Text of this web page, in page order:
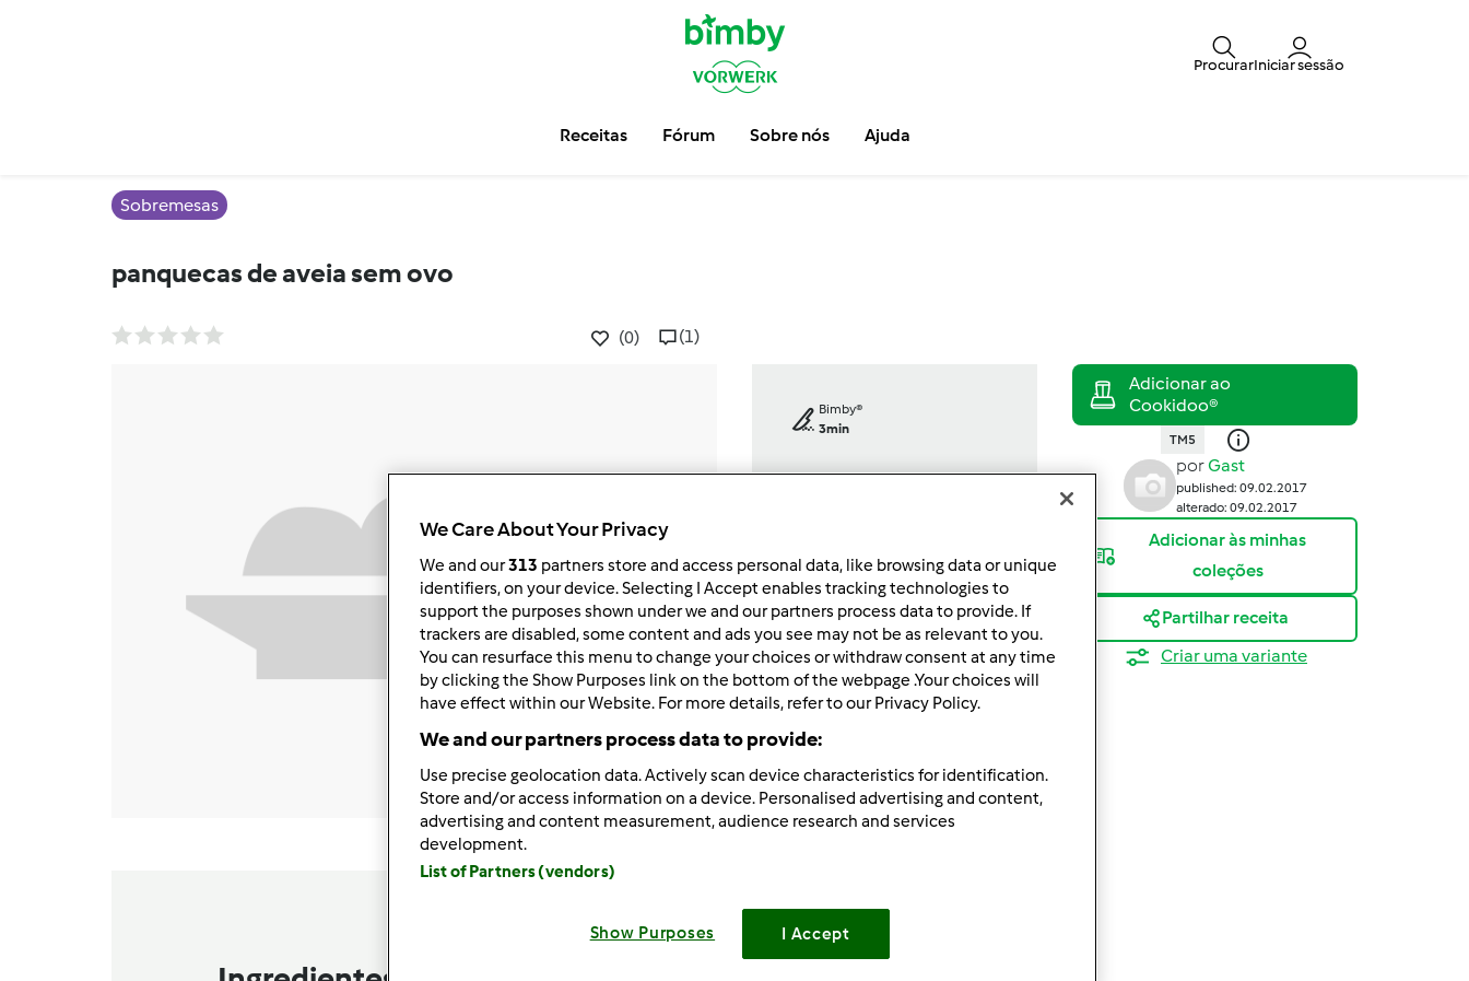
ProcurarIniciar sessão
Receitas Fórum Sobre nós Ajuda
Sobremesas
panquecas de aveia sem ovo
(0) (1)
Bimby®
3min
dose/s
dose/s
Nível
TM5
porGast
published: 09.02.2017
alterado: 09.02.2017
Adicionar às minhas
coleções
Partilhar receita
Criar uma variante
Etapa de preparação
Coloque 25g de manteiga no e programe 2min/70°/vel 1
We Care About Your Privacy
We and our313 partners store and access personal data, like browsing data or unique
identifiers, on your device. Selecting I Accept enables tracking technologies to
support the purposes shown under we and our partners process data to provide. If
trackers are disabled, some content and ads you see may not be as relevant to you.
You can resurface this menu to change your choices or withdraw consent at any time
by clicking the Show Purposes link on the bottom of the webpage .Your choices will
have effect within our Website. For more details, refer to our Privacy Policy.
We and our partners process data to provide:
Use precise geolocation data. Actively scan device characteristics for identification.
Store and/or access information on a device. Personalised advertising and content,
advertising and content measurement, audience research and services
development.
List of Partners (vendors)
Show Purposes I Accept